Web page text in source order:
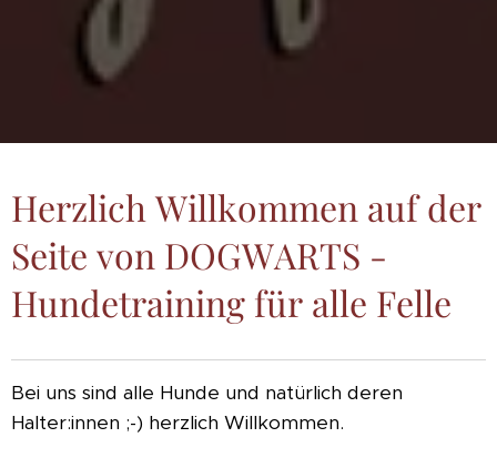
Herzlich Willkommen auf der
Seite von DOGWARTS -
Hundetraining für alle Felle
Bei uns sind alle Hunde und natürlich deren
Halter:innen ;-) herzlich Willkommen.